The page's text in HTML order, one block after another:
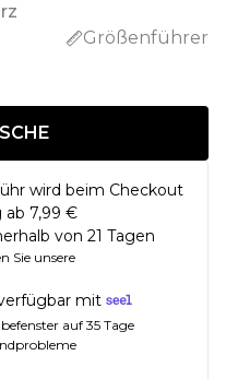
Größenführer
wird beim Checkout
7,99 €
von 21 Tagen
Sie unsere
mit
auf 35 Tage